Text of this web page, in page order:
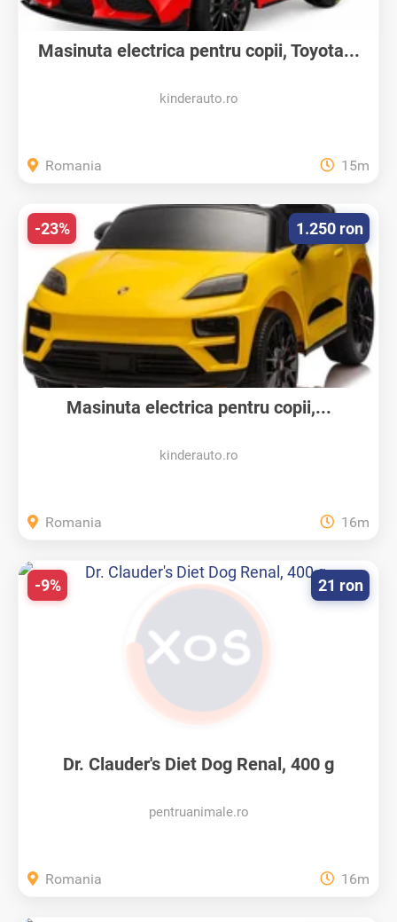
Masinuta electrica pentru copii, Toyota...
kinderauto.ro
Romania 15m
Masinuta electrica pentru copii,...
kinderauto.ro
1.250 ron
-23%
Romania 16m
Dr. Clauder's Diet Dog Renal, 400 g
pentruanimale.ro
21 ron
-9%
Romania 16m